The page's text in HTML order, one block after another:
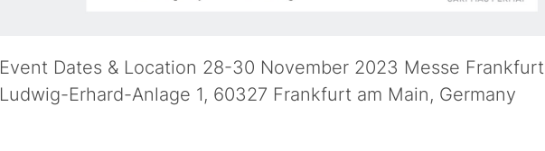
Event Dates & Location 28-30 November 2023 Messe Frankfurt
Ludwig-Erhard-Anlage 1, 60327 Frankfurt am Main, Germany